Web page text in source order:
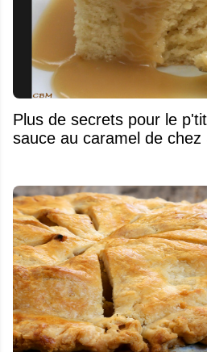
Plus de secrets pour le
sauce au caramel de chez